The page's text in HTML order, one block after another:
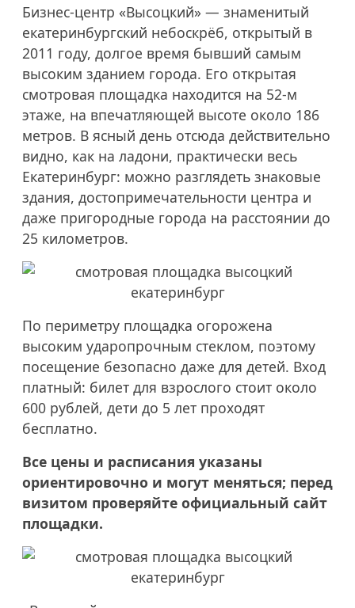
Бизнес-центр «Высоцкий» — знаменитый
екатеринбургский небоскрёб, открытый в
2011 году, долгое время бывший самым
высоким зданием города. Его открытая
смотровая площадка находится на 52-м
этаже, на впечатляющей высоте около 186
метров. В ясный день отсюда действительно
видно, как на ладони, практически весь
Екатеринбург: можно разглядеть знаковые
здания, достопримечательности центра и
даже пригородные города на расстоянии до
25 километров.
По периметру площадка огорожена
высоким ударопрочным стеклом, поэтому
посещение безопасно даже для детей. Вход
платный: билет для взрослого стоит около
600 рублей, дети до 5 лет проходят
бесплатно.
Все цены и расписания указаны
ориентировочно и могут меняться; перед
визитом проверяйте официальный сайт
площадки.